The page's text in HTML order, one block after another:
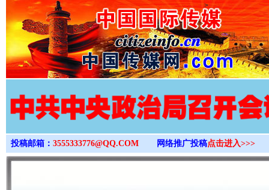
>
投稿邮箱： 3555333776@QQ.COM 网络推广投稿点击进入>>>